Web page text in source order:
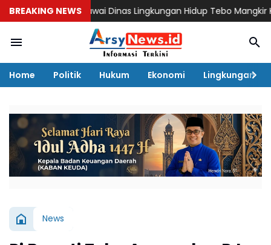
BREAKING NEWS
Pegawai Dinas Lingkungan Hidup Tebo Mangkir Kerja
Home Politik Hukum Ekonomi Lingkungan
News